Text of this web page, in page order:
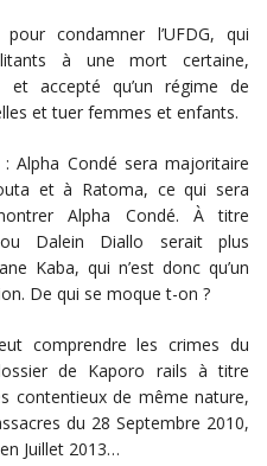
condamner l’UFDG, qui
à une mort certaine,
accepté qu’un régime de
et tuer femmes et enfants.
Alpha Condé sera majoritaire
et à Ratoma, ce qui sera
Alpha Condé. À titre
Dalein Diallo serait plus
Kaba, qui n’est donc qu’un
De qui se moque t-on ?
comprendre les crimes du
de Kaporo rails à titre
contentieux de même nature,
du 28 Septembre 2010,
Juillet 2013…